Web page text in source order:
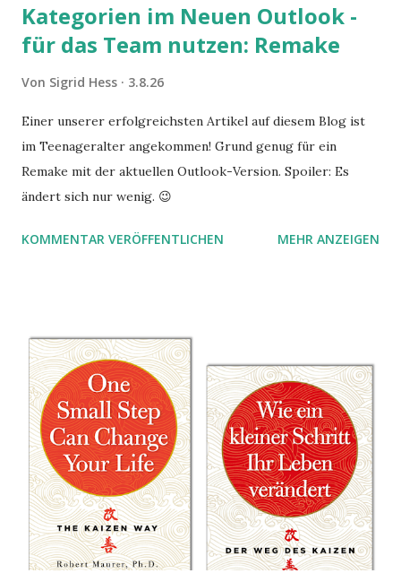
Kategorien im Neuen Outlook -
für das Team nutzen: Remake
Von Sigrid Hess 3.8.26
Einer unserer erfolgreichsten Artikel auf diesem Blog ist
im Teenageralter angekommen! Grund genug für ein
Remake mit der aktuellen Outlook-Version. Spoiler: Es
ändert sich nur wenig. 😉
KOMMENTAR VERÖFFENTLICHEN MEHR ANZEIGEN